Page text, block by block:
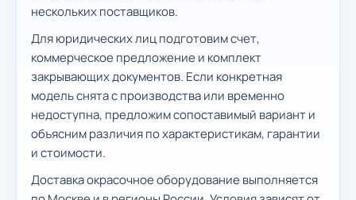
нескольких поставщиков.
Для юридических лиц подготовим счет,
коммерческое предложение и комплект
закрывающих документов. Если конкретная
модель снята с производства или временно
недоступна, предложим сопоставимый вариант и
объясним различия по характеристикам, гарантии
и стоимости.
Доставка окрасочное оборудование выполняется